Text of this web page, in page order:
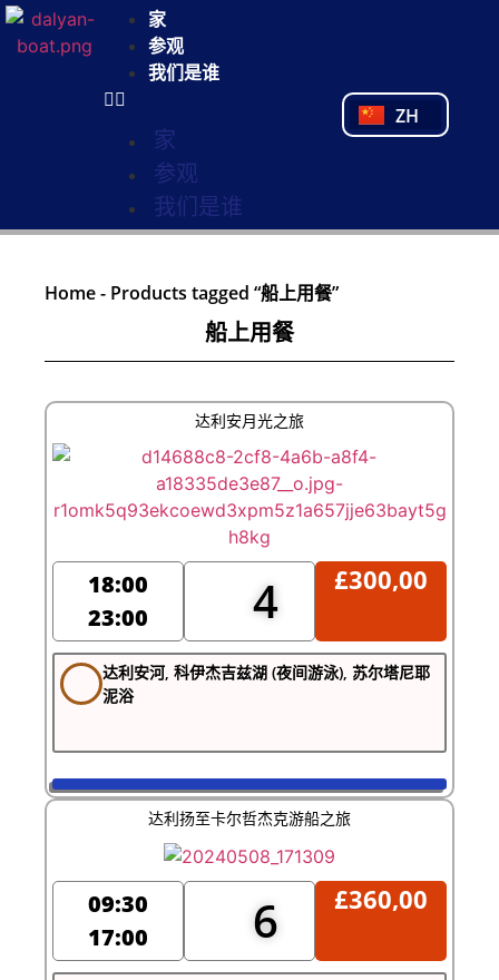
家
参观
我们是谁
家
参观
我们是谁
ZH
PT
TR
Home- Products tagged “船上用餐”
船上用餐
达利安月光之旅
18:00
23:00
4 £300,00
达利安河, 科伊杰吉兹湖 (夜间游泳), 苏尔塔尼耶
泥浴
达利扬至卡尔哲杰克游船之旅
09:30
17:00
6 £360,00